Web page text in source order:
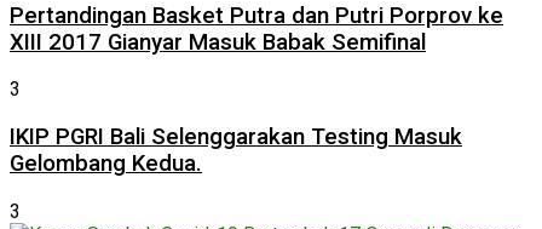
Pertandingan Basket Putra dan Putri Porprov ke
XIII 2017 Gianyar Masuk Babak Semifinal
3
IKIP PGRI Bali Selenggarakan Testing Masuk
Gelombang Kedua.
3